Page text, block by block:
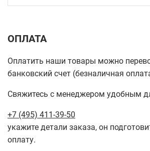
ОПЛАТА
Оплатить наши товары можно
банковский счет (безналичная
Свяжитесь с менеджером удобным
+7 (495) 411-39-50
укажите детали заказа, он
оплату.